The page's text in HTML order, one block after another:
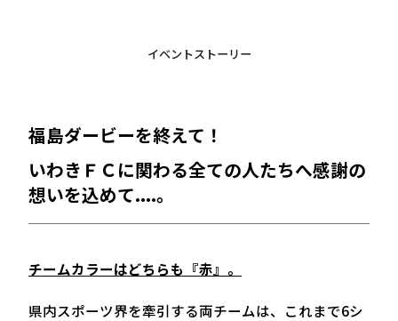
イベントストーリー
福島ダービーを終えて！
いわきＦＣに関わる全ての人たちへ感謝の
想いを込めて....。
チームカラーはどちらも『赤』。
県内スポーツ界を牽引する両チームは、これまで6シ